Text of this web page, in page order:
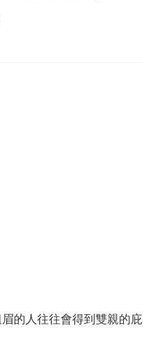
的人往往會得到雙親的庇